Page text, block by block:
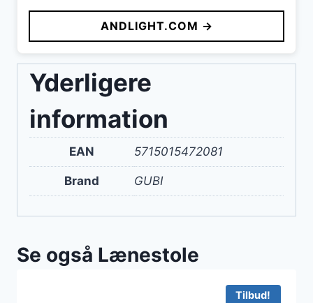
pris
var:
499 kr..
pris
er:
385 kr..
ANDLIGHT.COM →
Yderligere
information
EAN 5715015472081
Brand GUBI
Se også Lænestole
Tilbud!